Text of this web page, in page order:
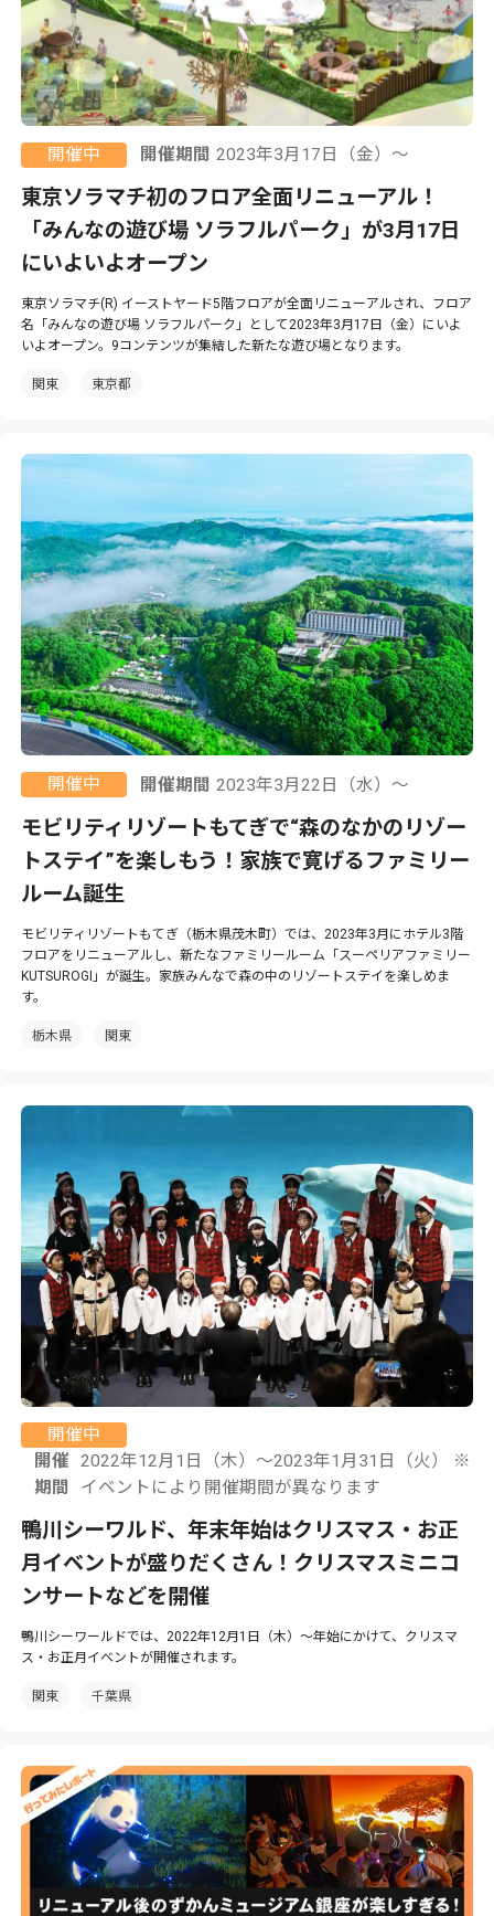
開催中 開催期間 2023年3月17日（金）〜
東京ソラマチ初のフロア全面リニューアル！
「みんなの遊び場 ソラフルパーク」が3月17日
にいよいよオープン
東京ソラマチ(R) イーストヤード5階フロアが全面リニューアルされ、フロア
名「みんなの遊び場 ソラフルパーク」として2023年3月17日（金）にいよ
いよオープン。9コンテンツが集結した新たな遊び場となります。
関東 東京都
開催中 開催期間 2023年3月22日（水）〜
モビリティリゾートもてぎで“森のなかのリゾー
トステイ”を楽しもう！家族で寛げるファミリー
ルーム誕生
モビリティリゾートもてぎ（栃木県茂木町）では、2023年3月にホテル3階
フロアをリニューアルし、新たなファミリールーム「スーペリアファミリー
KUTSUROGI」が誕生。家族みんなで森の中のリゾートステイを楽しめま
す。
栃木県 関東
開催中
開催
期間
2022年12月1日（木）〜2023年1月31日（火） ※
イベントにより開催期間が異なります
鴨川シーワルド、年末年始はクリスマス・お正
月イベントが盛りだくさん！クリスマスミニコ
ンサートなどを開催
鴨川シーワールドでは、2022年12月1日（木）〜年始にかけて、クリスマ
ス・お正月イベントが開催されます。
関東 千葉県